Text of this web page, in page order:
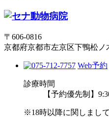
〒606-0816
京都府京都市左京区下鴨松ノ
Web予約
診療時間
【予約優先制】
※18時以降に関しまし